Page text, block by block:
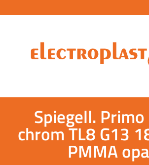
Spiegell.
chrom TL8 G13
PMMA